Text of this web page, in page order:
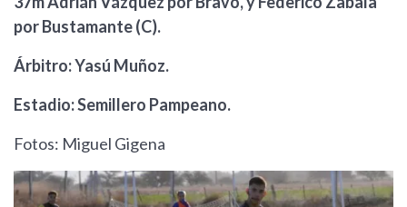
por Bustamante (C).
Árbitro: Yasú Muñoz.
Estadio: Semillero Pampeano.
Fotos: Miguel Gigena